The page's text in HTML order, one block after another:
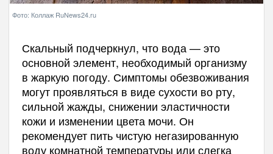
Фото: Коллаж RuNews24.ru
Скальный подчеркнул, что вода — это
основной элемент, необходимый организму
в жаркую погоду. Симптомы обезвоживания
могут проявляться в виде сухости во рту,
сильной жажды, снижении эластичности
кожи и изменении цвета мочи. Он
рекомендует пить чистую негазированную
воду комнатной температуры или слегка